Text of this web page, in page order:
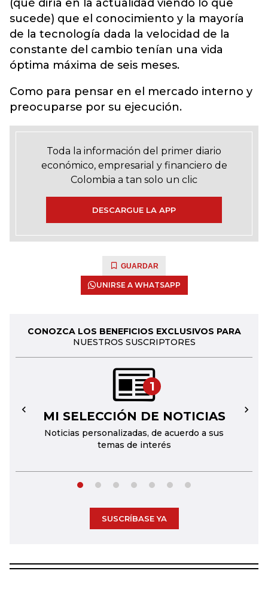
(qué diría en la actualidad viendo lo que
sucede) que el conocimiento y la mayoría
de la tecnología dada la velocidad de la
constante del cambio tenían una vida
óptima máxima de seis meses.
Como para pensar en el mercado interno y
preocuparse por su ejecución.
Toda la información del primer diario
económico, empresarial y financiero de
Colombia a tan solo un clic
DESCARGUE LA APP
GUARDAR
UNIRSE A WHATSAPP
CONOZCA LOS BENEFICIOS EXCLUSIVOS PARA
NUESTROS SUSCRIPTORES
1
MI SELECCIÓN DE NOTICIAS
Noticias personalizadas, de acuerdo a sus
temas de interés
← →
SUSCRÍBASE YA